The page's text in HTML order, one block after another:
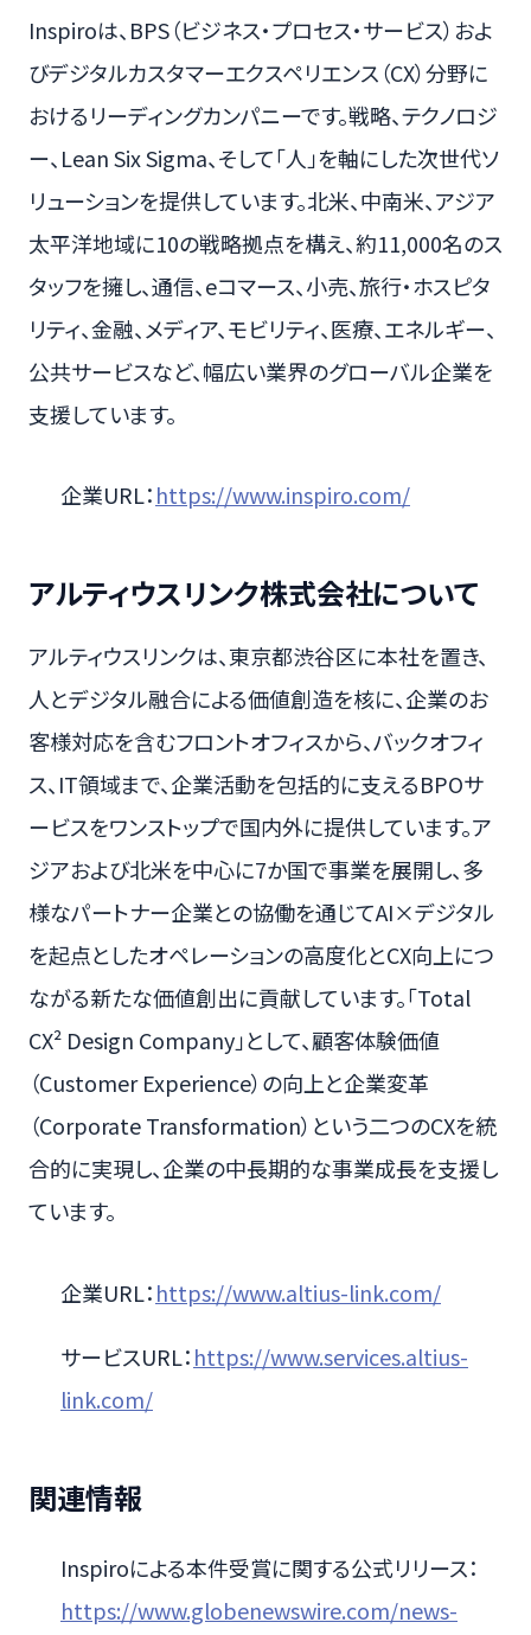
Inspiroは、BPS（ビジネス・プロセス・サービス）およ
びデジタルカスタマーエクスペリエンス（CX）分野に
おけるリーディングカンパニーです。戦略、テクノロジ
ー、Lean Six Sigma、そして「人」を軸にした次世代ソ
リューションを提供しています。北米、中南米、アジア
太平洋地域に10の戦略拠点を構え、約11,000名のス
タッフを擁し、通信、eコマース、小売、旅行・ホスピタ
リティ、金融、メディア、モビリティ、医療、エネルギー、
公共サービスなど、幅広い業界のグローバル企業を
支援しています。
企業URL：https://www.inspiro.com/
アルティウスリンク株式会社について
アルティウスリンクは、東京都渋谷区に本社を置き、
人とデジタル融合による価値創造を核に、企業のお
客様対応を含むフロントオフィスから、バックオフィ
ス、IT領域まで、企業活動を包括的に支えるBPOサ
ービスをワンストップで国内外に提供しています。ア
ジアおよび北米を中心に7か国で事業を展開し、多
様なパートナー企業との協働を通じてAI×デジタル
を起点としたオペレーションの高度化とCX向上につ
ながる新たな価値創出に貢献しています。「Total
CX² Design Company」として、顧客体験価値
（Customer Experience）の向上と企業変革
（Corporate Transformation）という二つのCXを統
合的に実現し、企業の中長期的な事業成長を支援し
ています。
企業URL：https://www.altius-link.com/
サービスURL：https://www.services.altius-
link.com/
関連情報
Inspiroによる本件受賞に関する公式リリース：
https://www.globenewswire.com/news-